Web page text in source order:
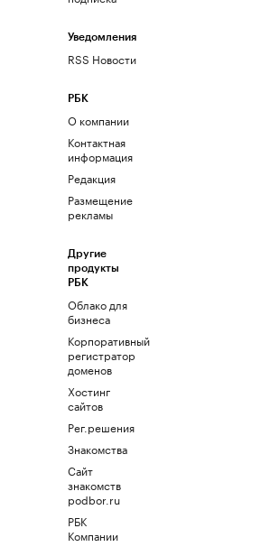
Уведомления
RSS Новости
РБК
О компании
Контактная
информация
Редакция
Размещение
рекламы
Другие
продукты
РБК
Облако для
бизнеса
Корпоративный
регистратор
доменов
Хостинг
сайтов
Рег.решения
Знакомства
Сайт
знакомств
podbor.ru
РБК
Компании